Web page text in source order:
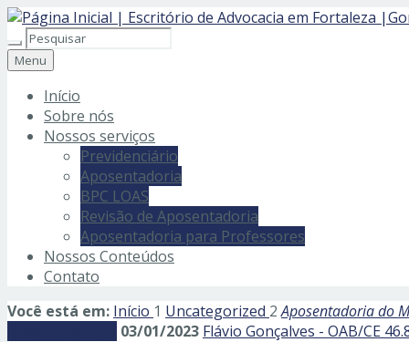
Menu
Início
Sobre nós
Nossos serviços
Previdenciário
Aposentadoria
BPC LOAS
Revisão de Aposentadoria
Aposentadoria para Professores
Nossos Conteúdos
Contato
Você está em: Início 1 Uncategorized 2 Aposentadoria do
03/01/2023 Flávio Gonçalves - OAB/CE